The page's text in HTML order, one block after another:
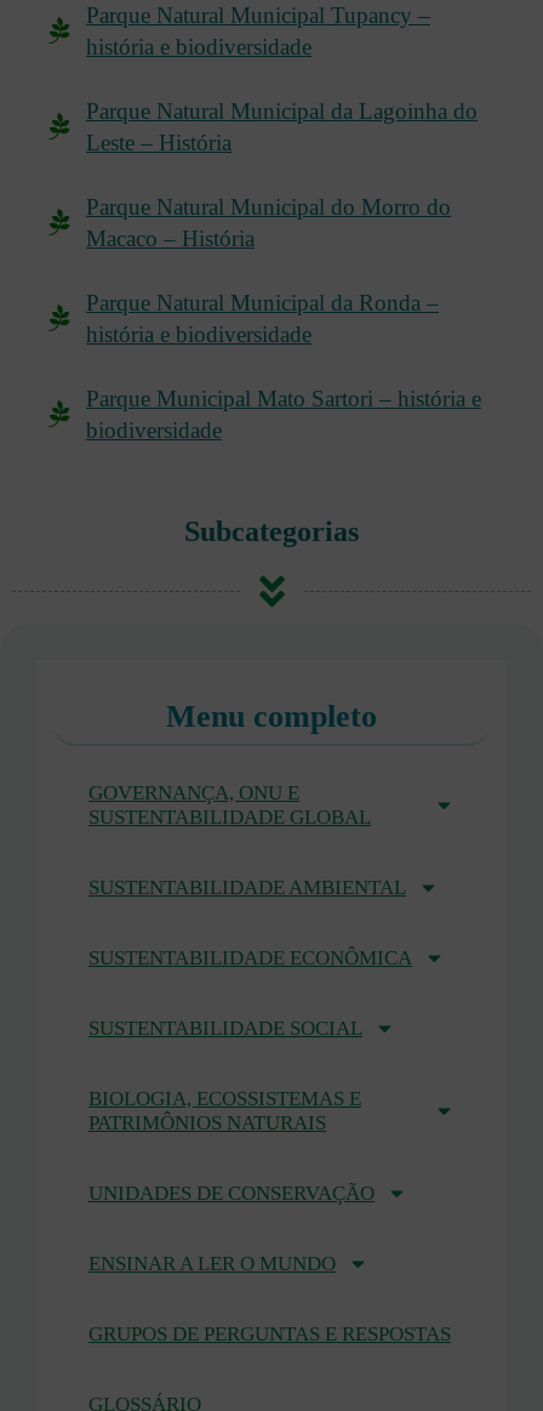
Parque Natural Municipal Tupancy –
história e biodiversidade
Parque Natural Municipal da Lagoinha do
Leste – História
Parque Natural Municipal do Morro do
Macaco – História
Parque Natural Municipal da Ronda –
história e biodiversidade
Parque Municipal Mato Sartori – história e
biodiversidade
Subcategorias
Menu completo
GOVERNANÇA, ONU E
SUSTENTABILIDADE GLOBAL
SUSTENTABILIDADE AMBIENTAL
SUSTENTABILIDADE ECONÔMICA
SUSTENTABILIDADE SOCIAL
BIOLOGIA, ECOSSISTEMAS E
PATRIMÔNIOS NATURAIS
UNIDADES DE CONSERVAÇÃO
ENSINAR A LER O MUNDO
GRUPOS DE PERGUNTAS E RESPOSTAS
GLOSSÁRIO